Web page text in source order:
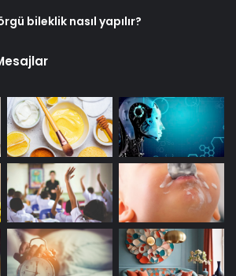
bileklik nasıl yapılır?